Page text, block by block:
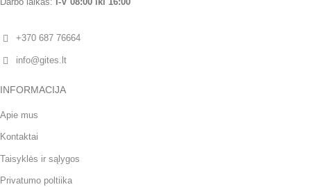
+370 687 76664
info@gites.lt
INFORMACIJA
Apie mus
Kontaktai
Taisyklės ir sąlygos
Privatumo poltiika